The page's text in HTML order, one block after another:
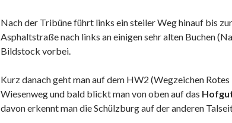
Nach der Tribüne führt links ein steiler Weg hinauf bis
Asphaltstraße nach links an einigen sehr alten Buchen
Bildstock vorbei.
Kurz danach geht man auf dem HW2 (Wegzeichen
Wiesenweg und bald blickt man von oben auf das
davon erkennt man die Schülzburg auf der anderen